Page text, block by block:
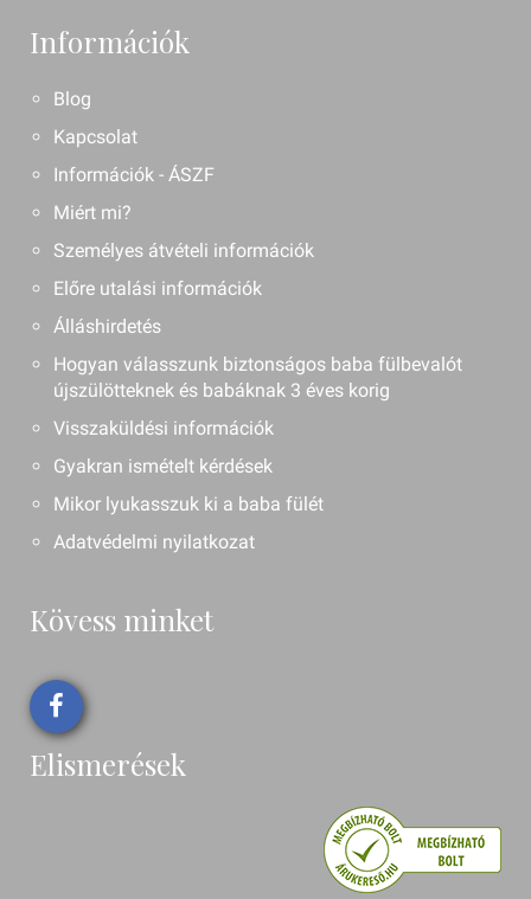
Információk
Blog
Kapcsolat
Információk - ÁSZF
Miért mi?
Személyes átvételi információk
Előre utalási információk
Álláshirdetés
Hogyan válasszunk biztonságos baba fülbevalót
újszülötteknek és babáknak 3 éves korig
Visszaküldési információk
Gyakran ismételt kérdések
Mikor lyukasszuk ki a baba fülét
Adatvédelmi nyilatkozat
Kövess minket
Elismerések